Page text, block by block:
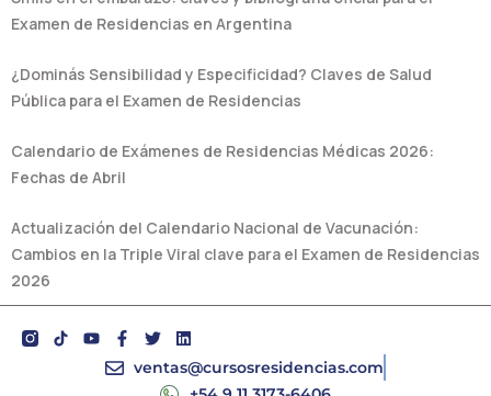
Examen de Residencias en Argentina
¿Dominás Sensibilidad y Especificidad? Claves de Salud
Pública para el Examen de Residencias
Calendario de Exámenes de Residencias Médicas 2026:
Fechas de Abril
Actualización del Calendario Nacional de Vacunación:
Cambios en la Triple Viral clave para el Examen de Residencias
2026
Y
o
F
a
c
T
w
i
L
i
n
ventas@cursosresidencias.com